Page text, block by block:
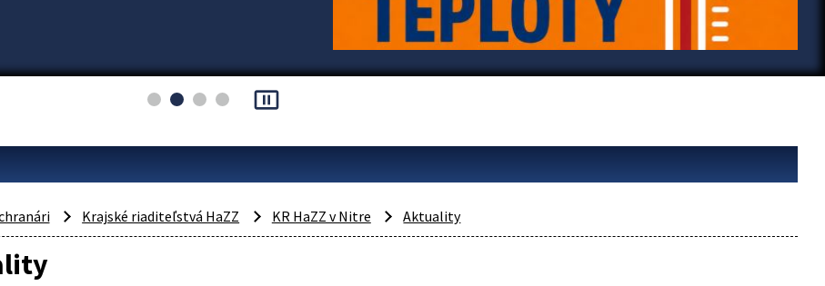
pause_presentation
Krajské riaditeľstvá HaZZ KR HaZZ v Nitre Aktuality